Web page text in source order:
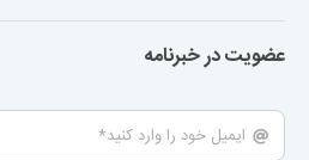
عضویت در خبرنامه